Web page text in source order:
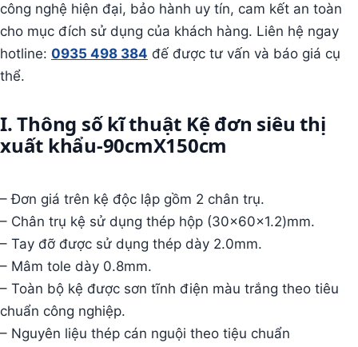
công nghệ hiện đại, bảo hành uy tín, cam kết an toàn
cho mục đích sử dụng của khách hàng. Liên hệ ngay
hotline: 0935 498 384 đế được tư vấn và báo giá cụ
thể.
I. Thông số kĩ thuật Kệ đơn siêu thị
xuất khẩu-90cmX150cm
– Đơn giá trên kệ độc lập gồm 2 chân trụ.
– Chân trụ kệ sử dụng thép hộp (30x60x1.2)mm.
– Tay đỡ được sử dụng thép dày 2.0mm.
– Mâm tole dày 0.8mm.
– Toàn bộ kệ được sơn tĩnh điện màu trắng theo tiêu
chuẩn công nghiệp.
– Nguyên liệu thép cán nguội theo tiệu chuẩn